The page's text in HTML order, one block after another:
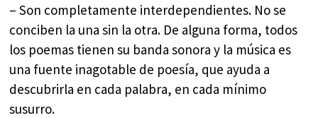
– Son completamente interdependientes. No se
conciben la una sin la otra. De alguna forma, todos
los poemas tienen su banda sonora y la música es
una fuente inagotable de poesía, que ayuda a
descubrirla en cada palabra, en cada mínimo
susurro.